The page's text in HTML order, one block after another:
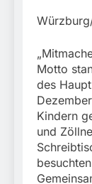
Motto
des
Kindern
und